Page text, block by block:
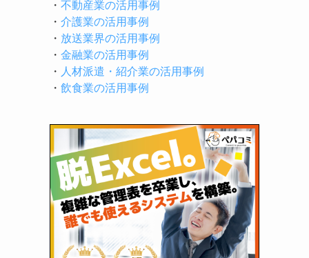
・ 不動産業の活用事例
・ 介護業の活用事例
・ 放送業界の活用事例
・ 金融業の活用事例
・ 人材派遣・紹介業の活用事例
・ 飲食業の活用事例